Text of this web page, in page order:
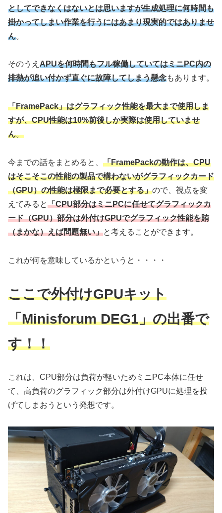
としてできなくはないとは思いますが生成処理に何時間も
掛かってしまい作業を行うにはあまり現実的ではありませ
ん。
そのうえ APUを何時間もフル稼働していてはミニPC内の
排熱が追い付かず直ぐに故障してしまう懸念もあります。
「FramePack」はグラフィック性能を最大まで使用しま
すが、CPU性能は10%前後しか実際は使用していませ
ん。
今までの話をまとめると、 「FramePackの動作は、CPU
はそこそこの性能の製品で構わないがグラフィックカード
（GPU）の性能は極限まで必要とする」ので、視点を変
えてみると「CPU部分はミニPCに任せてグラフィックカ
ード（GPU）部分は外付けGPUでグラフィック性能を賄
（まかな）えば問題無い」と考えることができます。
これが何を意味しているかというと・・・・
ここで外付けGPUキット
「Minisforum DEG1」の出番で
す！！
これは、CPU部分は負荷が軽いためミニPC本体に任せ
て、高負荷のグラフィック部分は外付けGPUに処理を投
げてしまおうという発想です。